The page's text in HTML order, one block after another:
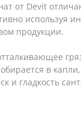
от Devit
используя
продукции.
в
и гладкость